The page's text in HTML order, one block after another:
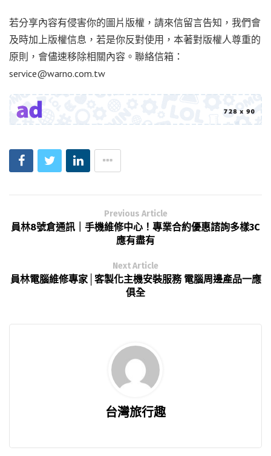
若分享內容有侵害你的圖片版權，請來信留言告知，我們會
及時加上版權信息，若是你反對使用，本著對版權人尊重的
原則，會儘速移除相關內容。聯絡信箱：
service@warno.com.tw
Previous Article
員林8號倉通訊｜手機維修中心！專業合約優惠諮詢多樣3C
應有盡有
Next Article
員林電腦維修專家│客製化主機安裝服務 電腦周邊產品一應
俱全
台灣旅行趣